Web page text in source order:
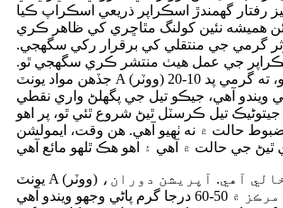
رفتار گھمندڙ اسڪراپر ذريعي اسڪراپ ڪيا
هميشه نئين کولنگ مٿاڇري کي ظاهر ڪري
گرمي جي منتقلي کي برقرار رکي سگهجي.
جي عمل هيٺ منتشر ڪري سگهجي ٿو.
جڏهن مواد يونٽ A (ووٽر) مان گذري ٿو، ته گرمي پد 10-20
ويندو آهي، جيڪو تيل جي پگھلڻ واري نقطي
تيل ڪرسٽل ٿيڻ شروع ٿئي ٿو، پر اهو
حالت ۾ نه ٺهيو آهي. هن وقت، ايمولشن
يونٽ A (ووٽر) جو گردش محور خالي آهي. آپريشن دوران،
گردش محور جي مرڪز ۾ 50-60 درجا گرم پاڻي وجھو ويندو آهي